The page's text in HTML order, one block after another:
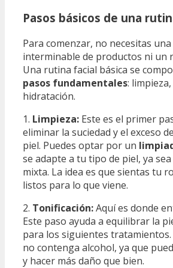
Pasos básicos de una
Para comenzar, no necesitas
interminable de productos ni un
Una rutina facial básica se
pasos fundamentales:
hidratación.
1. Limpieza: Este es el primer
eliminar la suciedad y el exceso
piel. Puedes optar por un
se adapte a tu tipo de piel, ya
mixta. La idea es que sientas tu
listos para lo que viene.
2. Tonificación:Aquí es donde
Este paso ayuda a equilibrar la
para los siguientes tratamientos.
no contenga alcohol, ya que
y hacer más daño que bien.